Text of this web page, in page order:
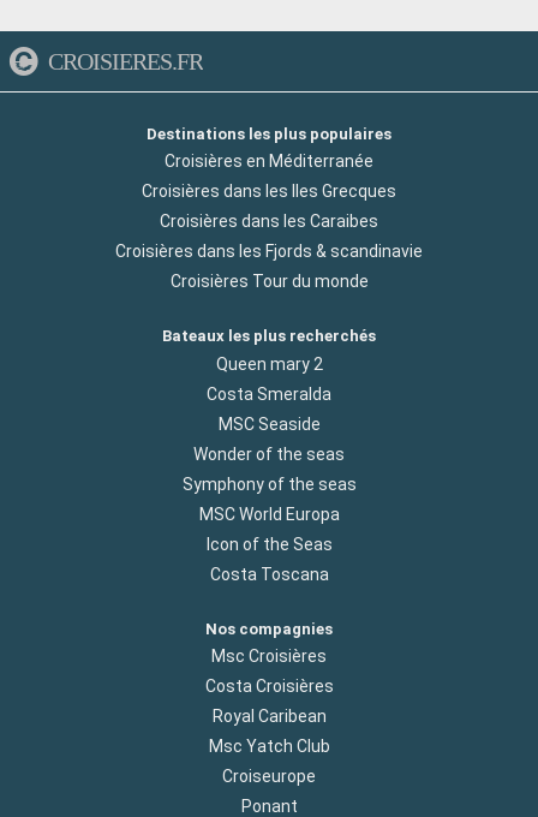
CROISIERES.FR
Destinations les plus populaires
Croisières en Méditerranée
Croisières dans les Iles Grecques
Croisières dans les Caraibes
Croisières dans les Fjords & scandinavie
Croisières Tour du monde
Bateaux les plus recherchés
Queen mary 2
Costa Smeralda
MSC Seaside
Wonder of the seas
Symphony of the seas
MSC World Europa
Icon of the Seas
Costa Toscana
Nos compagnies
Msc Croisières
Costa Croisières
Royal Caribean
Msc Yatch Club
Croiseurope
Ponant